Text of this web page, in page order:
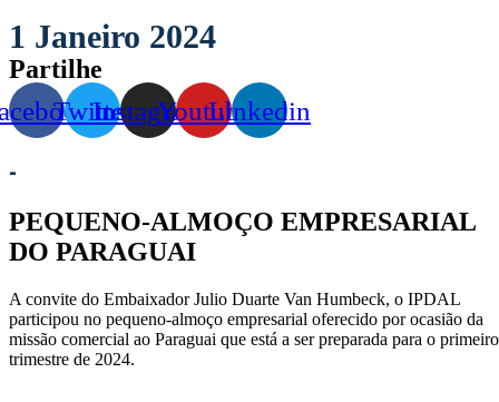
1 Janeiro 2024
Partilhe
TwitterInstagramYoutubeLinkedin
-
PEQUENO-ALMOÇO EMPRESARIAL
DO PARAGUAI
A convite do Embaixador Julio Duarte Van Humbeck, o IPDAL
participou no pequeno-almoço empresarial oferecido por ocasião da
missão comercial ao Paraguai que está a ser preparada para o primeiro
trimestre de 2024.